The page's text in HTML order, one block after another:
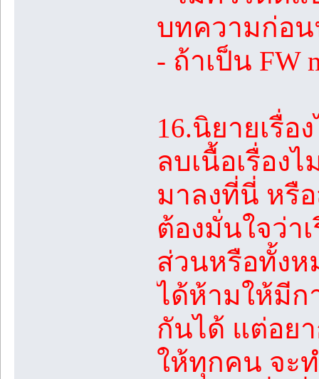
บทความก่อ
- ถ้าเป็น FW
16.นิยายเรื่
ลบเนื้อเรื่อง
มาลงที่นี่ หรื
ต้องมั่นใจว่า
ส่วนหรือทั้งห
ได้ห้ามให้มีก
กันได้ แต่อยา
ให้ทุกคน จะ